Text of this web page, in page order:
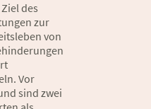
des
zur
von
Vor
sind zwei